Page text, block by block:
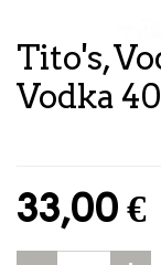
Tito's,
Vodka
33,00€